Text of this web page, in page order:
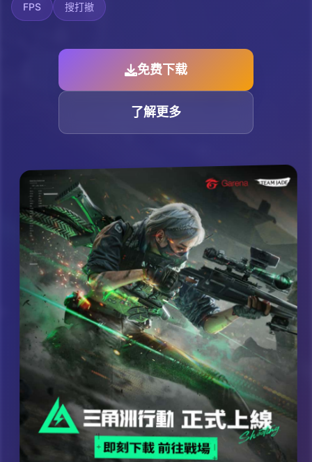
FPS 搜打撤
免费下载
了解更多